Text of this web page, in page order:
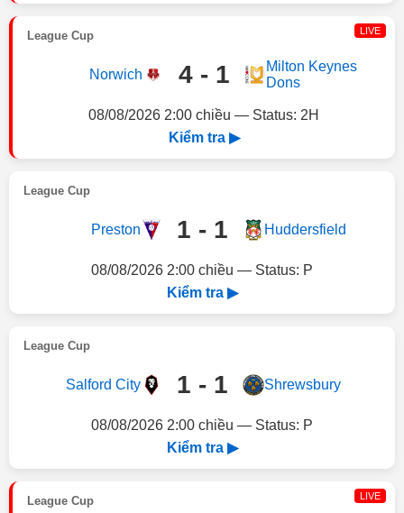
League Cup LIVE
Norwich 4 - 1
Milton Keynes
Dons
08/08/2026 2:00 chiều — Status: 2H
Kiểm tra ▶
League Cup
Preston 1 - 1 Huddersfield
08/08/2026 2:00 chiều — Status: P
Kiểm tra ▶
League Cup
Salford City 1 - 1 Shrewsbury
08/08/2026 2:00 chiều — Status: P
Kiểm tra ▶
League Cup LIVE